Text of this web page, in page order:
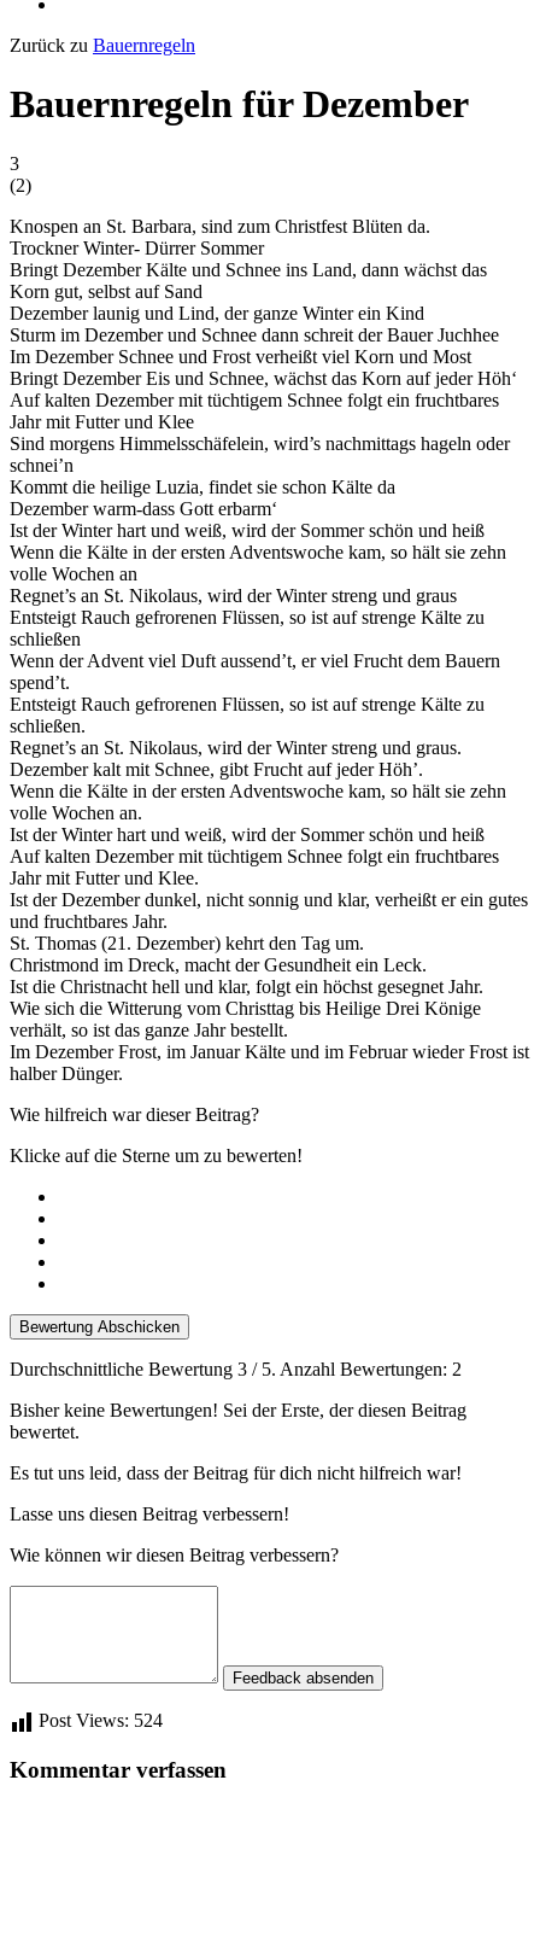
Zurück zu Bauernregeln
Bauernregeln für Dezember
3
(2)
Knospen an St. Barbara, sind zum Christfest Blüten da.
Trockner Winter- Dürrer Sommer
Bringt Dezember Kälte und Schnee ins Land, dann wächst das
Korn gut, selbst auf Sand
Dezember launig und Lind, der ganze Winter ein Kind
Sturm im Dezember und Schnee dann schreit der Bauer Juchhee
Im Dezember Schnee und Frost verheißt viel Korn und Most
Bringt Dezember Eis und Schnee, wächst das Korn auf jeder Höh‘
Auf kalten Dezember mit tüchtigem Schnee folgt ein fruchtbares
Jahr mit Futter und Klee
Sind morgens Himmelsschäfelein, wird’s nachmittags hageln oder
schnei’n
Kommt die heilige Luzia, findet sie schon Kälte da
Dezember warm-dass Gott erbarm‘
Ist der Winter hart und weiß, wird der Sommer schön und heiß
Wenn die Kälte in der ersten Adventswoche kam, so hält sie zehn
volle Wochen an
Regnet’s an St. Nikolaus, wird der Winter streng und graus
Entsteigt Rauch gefrorenen Flüssen, so ist auf strenge Kälte zu
schließen
Wenn der Advent viel Duft aussend’t, er viel Frucht dem Bauern
spend’t.
Entsteigt Rauch gefrorenen Flüssen, so ist auf strenge Kälte zu
schließen.
Regnet’s an St. Nikolaus, wird der Winter streng und graus.
Dezember kalt mit Schnee, gibt Frucht auf jeder Höh’.
Wenn die Kälte in der ersten Adventswoche kam, so hält sie zehn
volle Wochen an.
Ist der Winter hart und weiß, wird der Sommer schön und heiß
Auf kalten Dezember mit tüchtigem Schnee folgt ein fruchtbares
Jahr mit Futter und Klee.
Ist der Dezember dunkel, nicht sonnig und klar, verheißt er ein gutes
und fruchtbares Jahr.
St. Thomas (21. Dezember) kehrt den Tag um.
Christmond im Dreck, macht der Gesundheit ein Leck.
Ist die Christnacht hell und klar, folgt ein höchst gesegnet Jahr.
Wie sich die Witterung vom Christtag bis Heilige Drei Könige
verhält, so ist das ganze Jahr bestellt.
Im Dezember Frost, im Januar Kälte und im Februar wieder Frost ist
halber Dünger.
Wie hilfreich war dieser Beitrag?
Klicke auf die Sterne um zu bewerten!
Bewertung Abschicken
Durchschnittliche Bewertung 3 / 5. Anzahl Bewertungen: 2
Bisher keine Bewertungen! Sei der Erste, der diesen Beitrag
bewertet.
Es tut uns leid, dass der Beitrag für dich nicht hilfreich war!
Lasse uns diesen Beitrag verbessern!
Wie können wir diesen Beitrag verbessern?
Feedback absenden
Post Views: 524
Kommentar verfassen